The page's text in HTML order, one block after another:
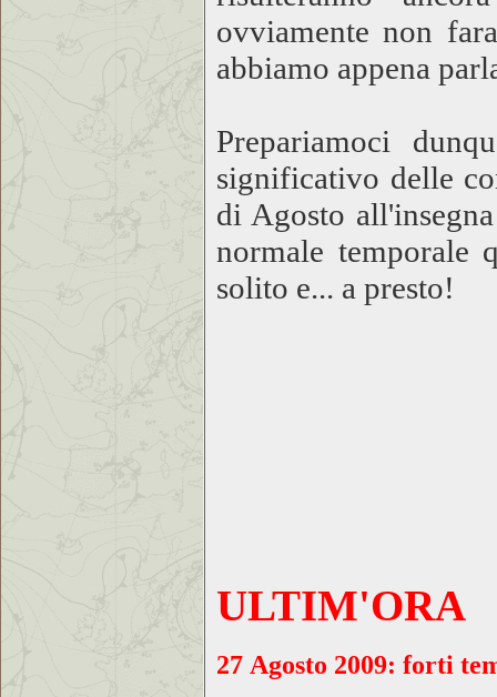
ovviamente non
abbiamo appena
Prepariamoci
significativo delle
di Agosto
normale temporale
solito e... a presto!
ULTIM'ORA
27 Agosto 2009: forti